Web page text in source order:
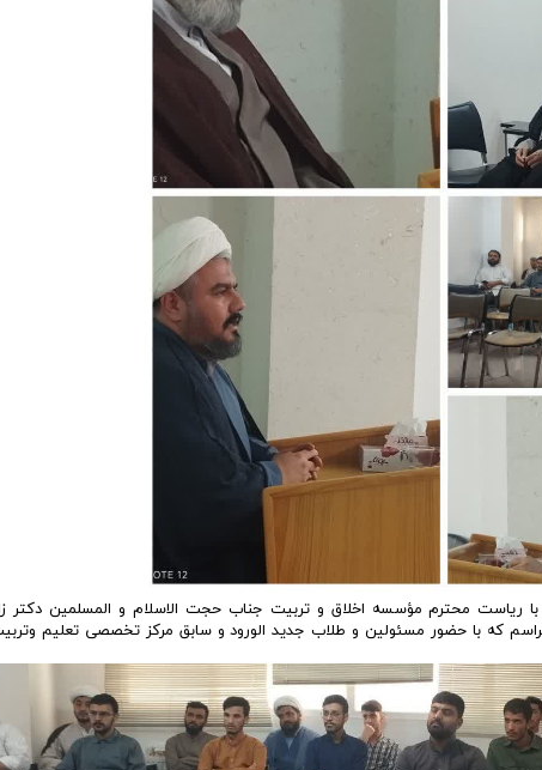
محترم مؤسسه اخلاق و تربیت جناب حجت الاسلام و المسلمین دکتر
1404 انجام شد در این مراسم که با حضور مسئولین و طلاب جدید الورود و سابق مرکز تخصصی تعلیم